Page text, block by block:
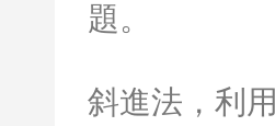
題。
斜進法，利